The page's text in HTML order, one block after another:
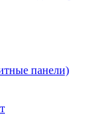
панели)